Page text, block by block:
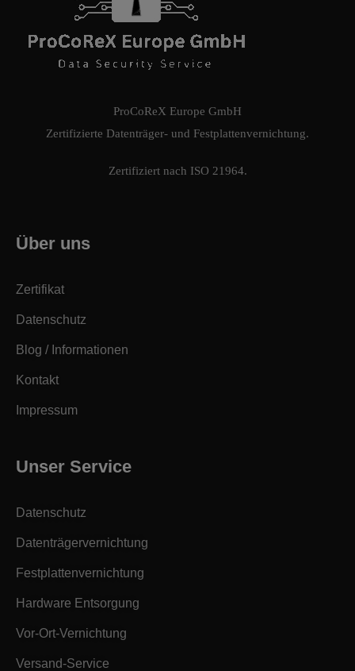
ProCoReX Europe GmbH
Zertifizierte Datenträger- und Festplattenvernichtung.
Zertifiziert nach ISO 21964.
Über uns
Zertifikat
Datenschutz
Blog / Informationen
Kontakt
Impressum
Unser Service
Datenschutz
Datenträgervernichtung
Festplattenvernichtung
Hardware Entsorgung
Vor-Ort-Vernichtung
Versand-Service